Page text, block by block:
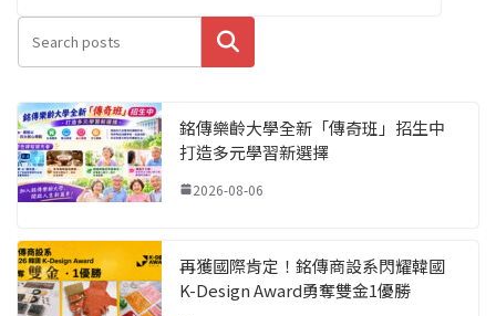
搜尋
銘傳樂齡大學全新「傳奇班」招生中
打造多元學習新選擇
2026-08-06
再獲國際肯定！銘傳商設系閃耀韓國
K-Design Award勇奪雙金1優勝